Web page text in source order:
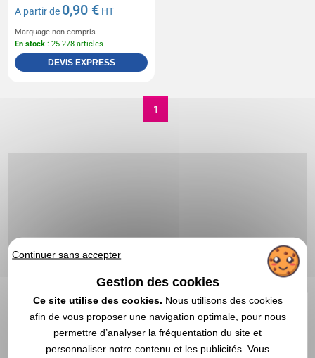
A partir de 0,90 € HT
Marquage non compris
En stock : 25 278 articles
DEVIS EXPRESS
1
Continuer sans accepter
Gestion des cookies
Ce site utilise des cookies. Nous utilisons des cookies
afin de vous proposer une navigation optimale, pour nous
permettre d’analyser la fréquentation du site et
personnaliser notre contenu et les publicités. Vous